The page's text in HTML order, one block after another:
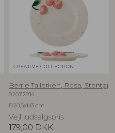
CREATIVE COLLECTION
Berrie Tallerken, Rosa, Stentøj
82072814
D20,5xH3 cm
Vejl. udsalgspris
179,00 DKK